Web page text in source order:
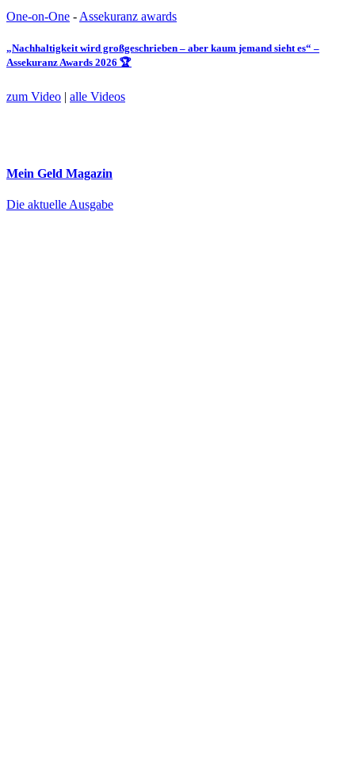
One-on-One - Assekuranz awards
„Nachhaltigkeit wird großgeschrieben – aber kaum jemand sieht es“ –
Assekuranz Awards 2026 🏆
zum Video | alle Videos
Mein Geld Magazin
Die aktuelle Ausgabe